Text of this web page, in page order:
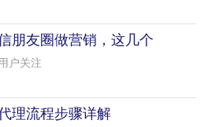
朋友圈做营销，这几个
定要知道！
户关注
理流程步骤详解